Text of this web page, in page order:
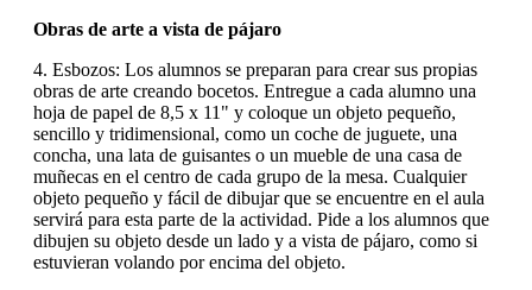
Obras de arte a vista de pájaro
4. Esbozos: Los alumnos se preparan para crear sus propias
obras de arte creando bocetos. Entregue a cada alumno una
hoja de papel de 8,5 x 11" y coloque un objeto pequeño,
sencillo y tridimensional, como un coche de juguete, una
concha, una lata de guisantes o un mueble de una casa de
muñecas en el centro de cada grupo de la mesa. Cualquier
objeto pequeño y fácil de dibujar que se encuentre en el aula
servirá para esta parte de la actividad. Pide a los alumnos que
dibujen su objeto desde un lado y a vista de pájaro, como si
estuvieran volando por encima del objeto.